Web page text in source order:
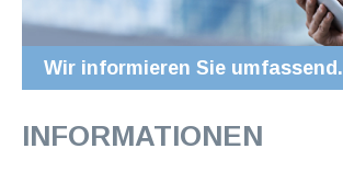
Wir informieren Sie umfassend.
INFORMATIONEN